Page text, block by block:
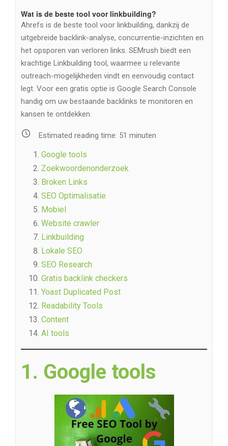
Wat is de beste tool voor linkbuilding?
Ahrefs is de beste tool voor linkbuilding, dankzij de
uitgebreide backlink-analyse, concurrentie-inzichten en
het opsporen van verloren links. SEMrush biedt een
krachtige Linkbuilding tool, waarmee u relevante
outreach-mogelijkheden vindt en eenvoudig contact
legt. Voor een gratis optie is Google Search Console
handig om uw bestaande backlinks te monitoren en
kansen te ontdekken.
Estimated reading time: 51 minuten
Google tools
Zoekwoordenonderzoek
Broken Links
SEO Optimalisatie
Mobiel
Website crawler
Linkbuilding
Lokale SEO
SEO Research
Gratis backlink checkers
Yoast Duplicated Post
Readability Tools
Content
AI tools
1. Google tools